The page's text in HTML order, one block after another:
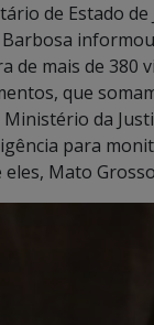
de Estado de
Barbosa
de mais de 380
que
da
para
Mato